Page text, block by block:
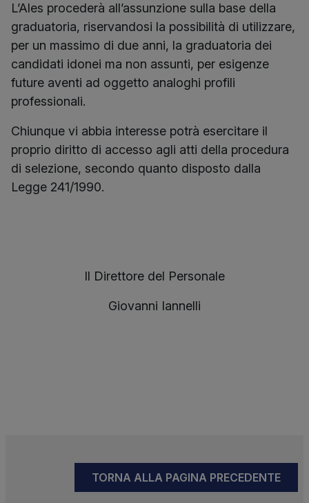
L’Ales procederà all’assunzione sulla base della
graduatoria, riservandosi la possibilità di utilizzare,
per un massimo di due anni, la graduatoria dei
candidati idonei ma non assunti, per esigenze
future aventi ad oggetto analoghi profili
professionali.
Chiunque vi abbia interesse potrà esercitare il
proprio diritto di accesso agli atti della procedura
di selezione, secondo quanto disposto dalla
Legge 241/1990.
Il Direttore del Personale
Giovanni Iannelli
TORNA ALLA PAGINA PRECEDENTE